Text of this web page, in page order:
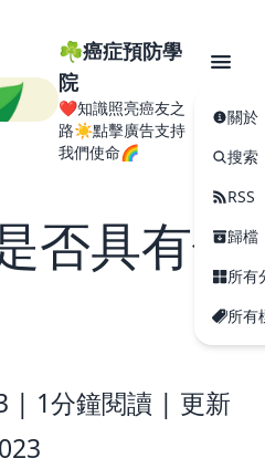
☘️癌症預防學
院
❤️知識照亮癌友之
路☀️點擊廣告支持
我們使命🌈
關於
搜索
RSS
歸檔
所有
所有
否具有傳
| 1分鐘閱讀 | 更新